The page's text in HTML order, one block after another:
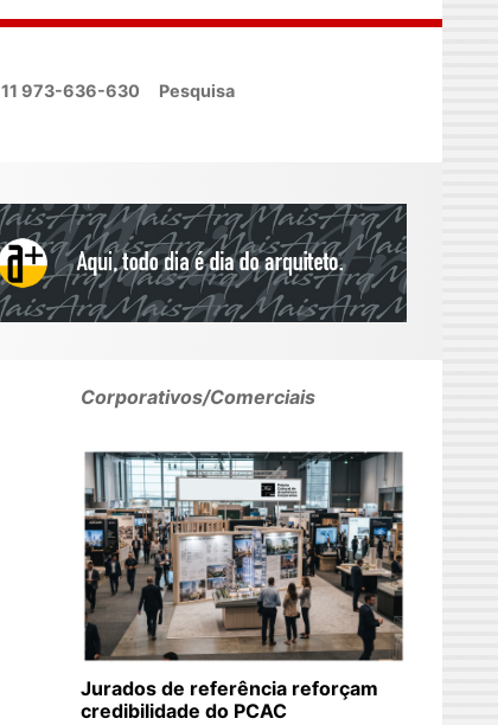
11 973-636-630 Pesquisa
Corporativos/Comerciais
Jurados de referência reforçam
credibilidade do PCAC